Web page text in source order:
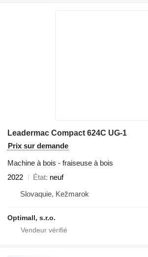
Leadermac Compact 624C UG-1
Prix sur demande
Machine à bois - fraiseuse à bois
2022
État neuf
Slovaquie, Kežmarok
Optimall, s.r.o.